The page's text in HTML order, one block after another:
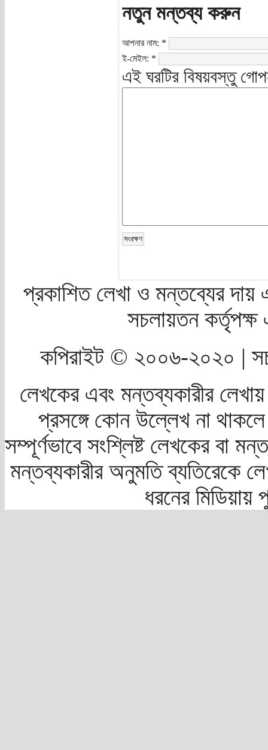
নতুন মন্তব্য করুন
আপনার নাম: *
ই-মেইল: *
এই ঘরটির বিষয়বস্তু
প্রকাশিত লেখা ও মন্তব্যের দায়
সচলায়তন
কপিরাইট © ২০০৬-২০২০ |
লেখকের এবং মন্তব্যকারীর
প্রসঙ্গে কোন উল্লেখ না
সম্পূর্ণভাবে সংশ্লিষ্ট লেখকের বা
মন্তব্যকারীর অনুমতি ব্যতিরেকে
ধরনের মিডিয়ায়